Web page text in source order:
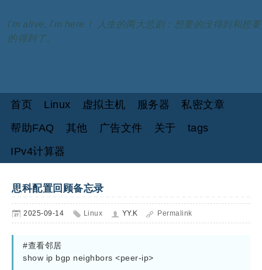
I'm alive, I'm here！ 人生的两大悲剧：想要的没得到和想要
的得到了。
首页 Linux 虚拟主机 服务器
私密文章
帮助FAQ
其他 广告文件 关于
tags
IPv4计算器
思科配置回顾备忘录
2025-09-14 Linux YY.K Permalink
#查看邻居
show ip bgp neighbors <peer-ip>